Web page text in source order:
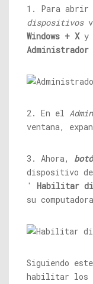
1. Para abrir
dispositivos
Windows + Xy
2. En el
ventana,
3. Ahora,
dispositivo
' Habilitar
su
Siguiendo
habilitar los